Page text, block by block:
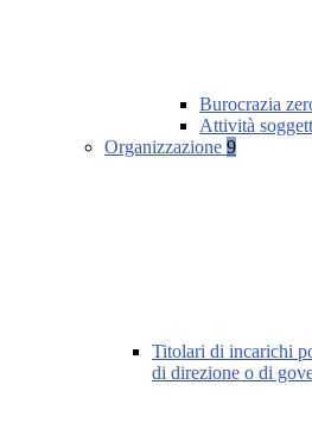
Burocrazia
Attività
Organizzazione 9
Titolari di incarichi
di direzione o di